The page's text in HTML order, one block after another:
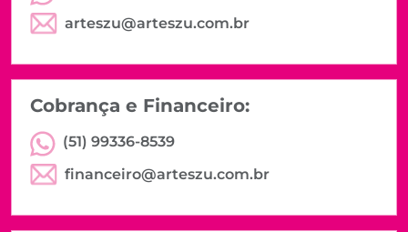
arteszu@arteszu.com.br
Cobrança e Financeiro:
(51) 99336-8539
financeiro@arteszu.com.br